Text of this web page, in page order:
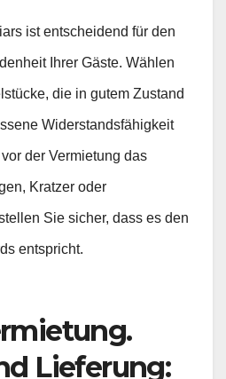
ist entscheidend für den
Ihrer Gäste. Wählen
die in gutem Zustand
Widerstandsfähigkeit
der Vermietung das
Kratzer oder
Sie sicher, dass es den
entspricht.
Lieferung: